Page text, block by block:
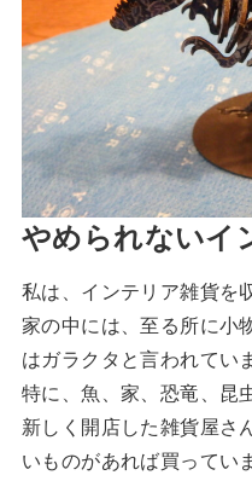
やめられないイ
私は、インテリア雑貨を
家の中には、至る所に小
はガラクタと言われてい
特に、魚、家、恐竜、昆
新しく開店した雑貨屋さ
いものがあれば買ってい